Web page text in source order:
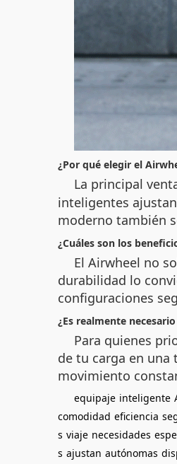
¿Por qué elegir el
La principal
inteligentes
moderno también
¿Cuáles son los
El Airwheel no
durabilidad lo
configuraciones
¿Es realmente
Para quienes
de tu carga en una
movimiento
equipaje inteligente
comodidad eficiencia
s viaje necesidades
s ajustan autónomas